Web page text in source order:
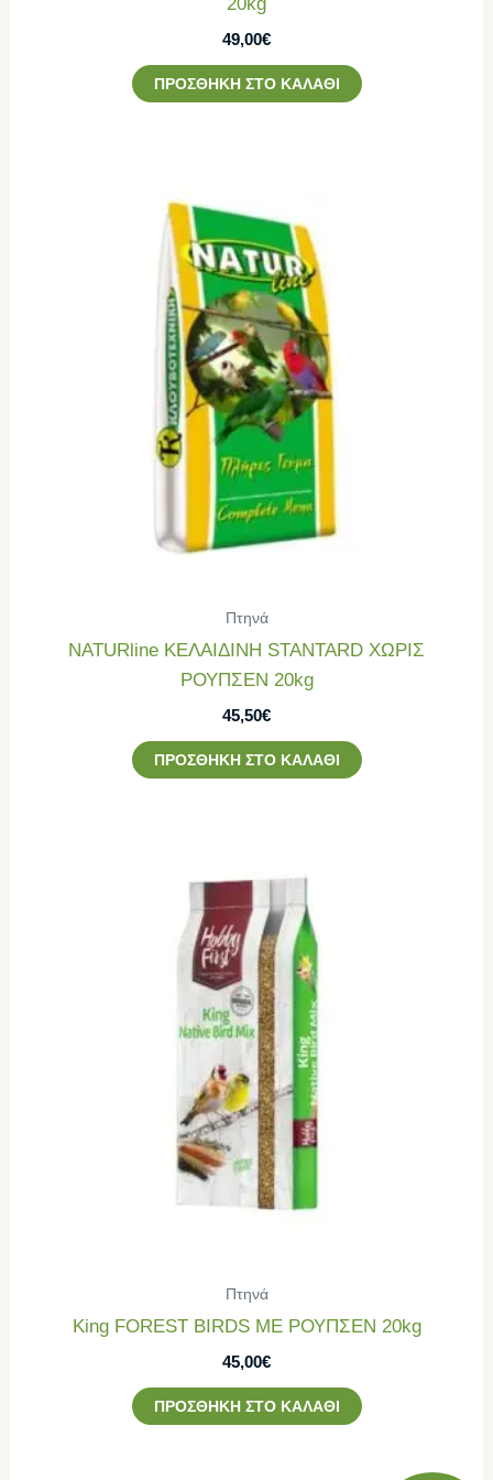
49,00€
ΠΡΟΣΘΉΚΗ ΣΤΟ ΚΑΛΆΘΙ
Πτηνά
NATURline ΚΕΛΑΙΔΙΝΗ STANTARD ΧΩΡΙΣ
ΡΟΥΠΣΕΝ 20kg
45,50€
ΠΡΟΣΘΉΚΗ ΣΤΟ ΚΑΛΆΘΙ
Πτηνά
King FOREST BIRDS ΜΕ ΡΟΥΠΣΕΝ 20kg
45,00€
ΠΡΟΣΘΉΚΗ ΣΤΟ ΚΑΛΆΘΙ